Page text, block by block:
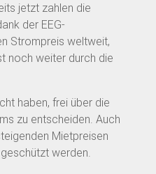
jetzt zahlen die
der EEG-
Strompreis weltweit,
noch weiter durch die
haben, frei über die
zu entscheiden. Auch
Mietpreisen
werden.